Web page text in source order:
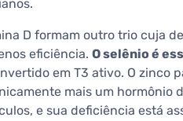
D formam outro trio cuja
eficiência. O selênio é
em T3 ativo. O zinco
mais um hormônio
e sua deficiência está